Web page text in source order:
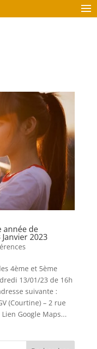
année de
2023
4ème et 5ème
13/01/23 de 16h
suivante :
(Courtine) – 2 rue
Google Maps...